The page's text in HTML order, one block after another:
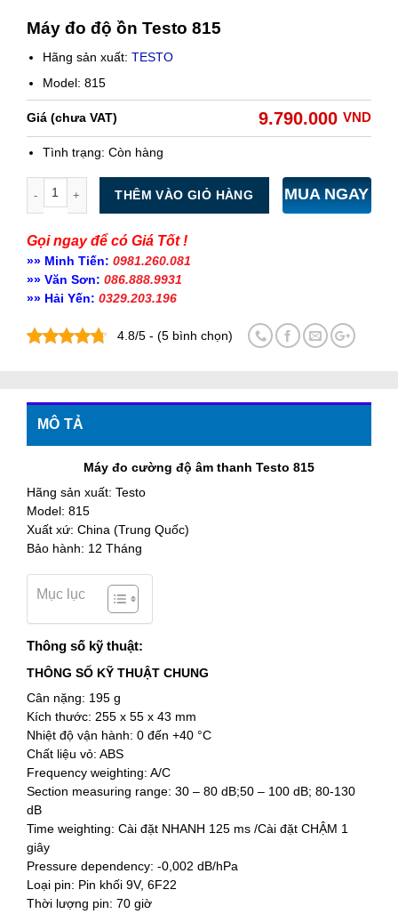
Máy đo độ ồn Testo 815
Hãng sản xuất: TESTO
Model: 815
Giá (chưa VAT) 9.790.000 VND
Tình trạng: Còn hàng
THÊM VÀO GIỎ HÀNG MUA NGAY
Gọi ngay để có Giá Tốt !
»» Minh Tiến: 0981.260.081
»» Văn Sơn: 086.888.9931
»» Hải Yến: 0329.203.196
4.8/5 - (5 bình chọn)
MÔ TẢ
Máy đo cường độ âm thanh Testo 815
Hãng sản xuất: Testo
Model: 815
Xuất xứ: China (Trung Quốc)
Bảo hành: 12 Tháng
Mục lục
Thông số kỹ thuật:
THÔNG SỐ KỸ THUẬT CHUNG
Cân nặng: 195 g
Kích thước: 255 x 55 x 43 mm
Nhiệt độ vận hành: 0 đến +40 °C
Chất liệu vỏ: ABS
Frequency weighting: A/C
Section measuring range: 30 – 80 dB;50 – 100 dB; 80-130
dB
Time weighting: Cài đặt NHANH 125 ms /Cài đặt CHẬM 1
giây
Pressure dependency: -0,002 dB/hPa
Loại pin: Pin khối 9V, 6F22
Thời lượng pin: 70 giờ